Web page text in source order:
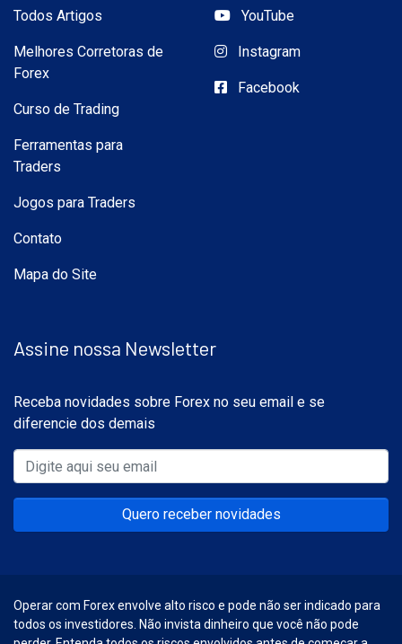
Todos Artigos
Melhores Corretoras de
Forex
Curso de Trading
Ferramentas para
Traders
Jogos para Traders
Contato
Mapa do Site
YouTube
Instagram
Facebook
Assine nossa Newsletter
Receba novidades sobre Forex no seu email e se
diferencie dos demais
Quero receber novidades
Operar com Forex envolve alto risco e pode não ser indicado para
todos os investidores. Não invista dinheiro que você não pode